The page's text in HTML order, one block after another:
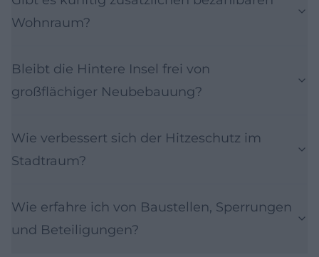
Wohnraum?
Bleibt die Hintere Insel frei von
großflächiger Neubebauung?
Wie verbessert sich der Hitzeschutz im
Stadtraum?
Wie erfahre ich von Baustellen, Sperrungen
und Beteiligungen?